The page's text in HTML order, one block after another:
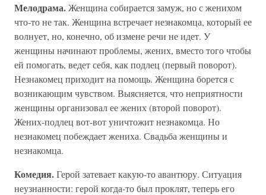
Мелодрама.Женщина собирается замуж, но с женихом
что-то не так. Женщина встречает незнакомца, который ее
волнует, но, конечно, об измене речи не идет. У
женщины начинают проблемы, жених, вместо того чтобы
ей помогать, ведет себя, как подлец (первый поворот).
Незнакомец приходит на помощь. Женщина борется с
возникающим чувством. Выясняется, что неприятности
женщины организовал ее жених (второй поворот).
Жених-подлец вот-вот уничтожит незнакомца. Но
незнакомец побеждает жениха. Свадьба женщины и
незнакомца.
Комедия.Герой затевает какую-то авантюру. Ситуация
неузнанности: герой когда-то был проклят, теперь его